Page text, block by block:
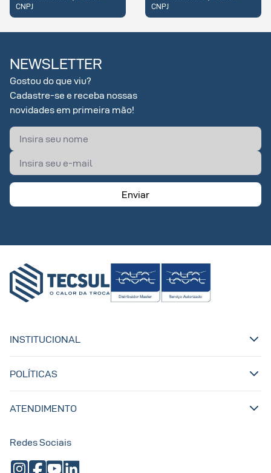
CNPJ
CNPJ
NEWSLETTER
Gostou do que viu?
Cadastre-se e receba nossas
novidades em primeira mão!
Enviar
INSTITUCIONAL
POLÍTICAS
ATENDIMENTO
Redes Sociais